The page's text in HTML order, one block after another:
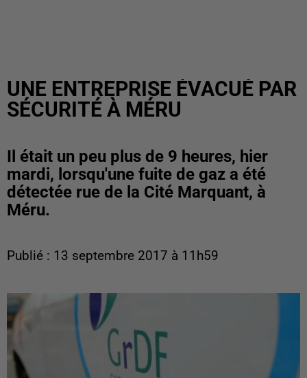
UNE ENTREPRISE ÉVACUÉ PAR
SÉCURITÉ À MÉRU
Il était un peu plus de 9 heures, hier
mardi, lorsqu'une fuite de gaz a été
détectée rue de la Cité Marquant, à
Méru.
Publié : 13 septembre 2017 à 11h59